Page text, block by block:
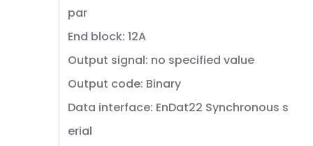
par
End block: 12A
Output signal: no specified value
Output code: Binary
Data interface: EnDat22 Synchronous s
erial